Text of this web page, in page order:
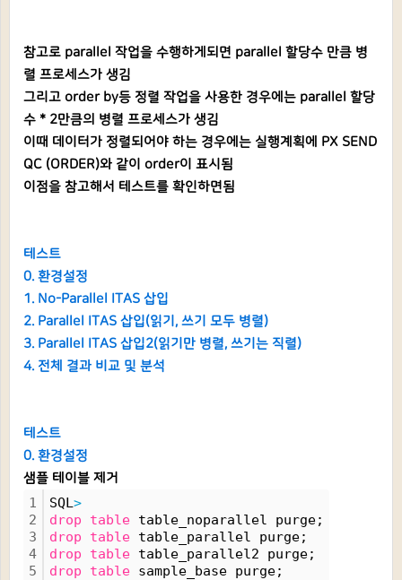
참고로 parallel 작업을 수행하게되면 parallel 할당수 만큼 병
렬 프로세스가 생김
그리고 order by등 정렬 작업을 사용한 경우에는 parallel 할당
수 * 2만큼의 병렬 프로세스가 생김
이때 데이터가 정렬되어야 하는 경우에는 실행계획에 PX SEND
QC (ORDER)와 같이 order이 표시됨
이점을 참고해서 테스트를 확인하면됨
테스트
0. 환경설정
1. No-Parallel ITAS 삽입
2. Parallel ITAS 삽입(읽기, 쓰기 모두 병렬)
3. Parallel ITAS 삽입2(읽기만 병렬, 쓰기는 직렬)
4. 전체 결과 비교 및 분석
테스트
0. 환경설정
샘플 테이블 제거
1
2
3
4
5
SQL>
drop
table table_noparallel purge;
drop
table table_parallel purge;
drop
table table_parallel2 purge;
drop
table sample_base purge;